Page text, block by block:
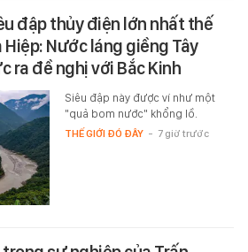
đập thủy điện lớn nhất thế
Hiệp: Nước láng giềng Tây
ra đề nghị với Bắc Kinh
Siêu đập này được ví như một
"quả bom nước" khổng lồ.
THẾ GIỚI ĐÓ ĐÂY - 7 giờ trước